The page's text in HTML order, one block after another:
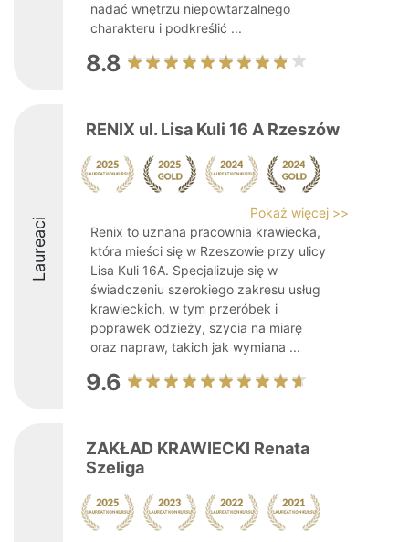
nadać wnętrzu niepowtarzalnego
charakteru i podkreślić ...
8.8
Laureaci
RENIX ul. Lisa Kuli 16 A Rzeszów
Pokaż więcej >>
Renix to uznana pracownia krawiecka,
która mieści się w Rzeszowie przy ulicy
Lisa Kuli 16A. Specjalizuje się w
świadczeniu szerokiego zakresu usług
krawieckich, w tym przeróbek i
poprawek odzieży, szycia na miarę
oraz napraw, takich jak wymiana ...
9.6
ZAKŁAD KRAWIECKI Renata
Szeliga